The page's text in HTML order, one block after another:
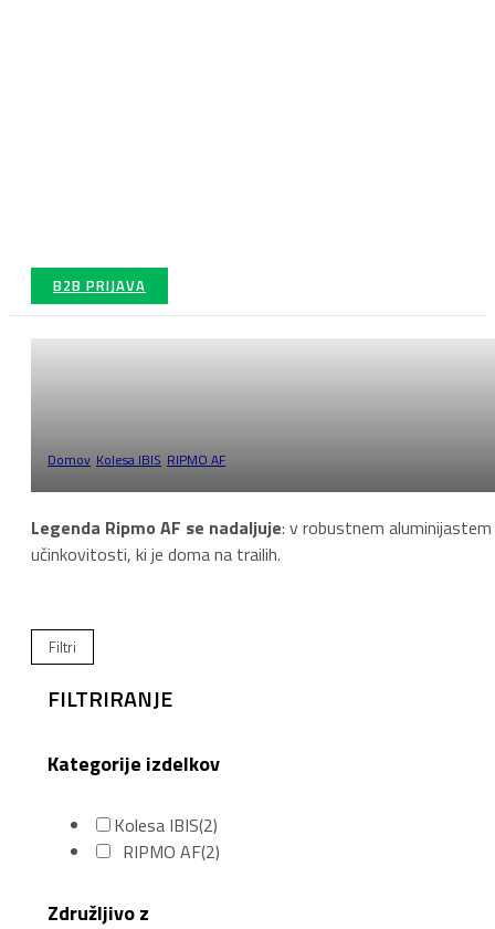
B2B PRIJAVA
Domov Kolesa IBIS RIPMO AF
Legenda Ripmo AF se nadaljuje: v robustnem
učinkovitosti, ki je doma na trailih.
Filtri
FILTRIRANJE
Kategorije izdelkov
Kolesa IBIS(2)
RIPMO AF(2)
Združljivo z